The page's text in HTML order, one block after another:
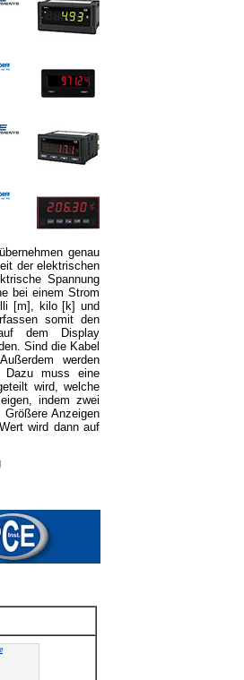
genau
der elektrischen
Spannung
bei einem Strom
[m], kilo [k] und
somit den
dem Display
Sind die Kabel
werden
Dazu muss eine
wird, welche
indem zwei
Anzeigen
wird dann auf